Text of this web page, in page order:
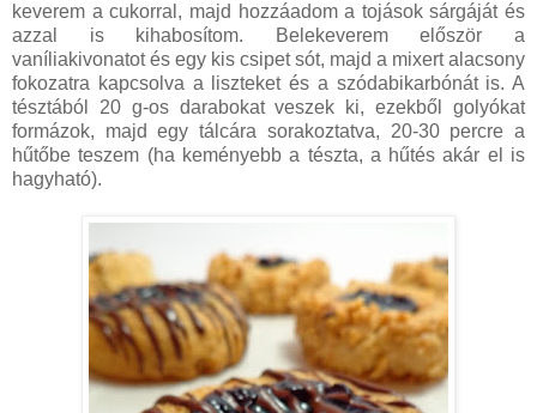
keverem a cukorral, majd hozzáadom a tojások sárgáját és
azzal is kihabosítom. Belekeverem először a
vaníliakivonatot és egy kis csipet sót, majd a mixert alacsony
fokozatra kapcsolva a liszteket és a szódabikarbónát is. A
tésztából 20 g-os darabokat veszek ki, ezekből golyókat
formázok, majd egy tálcára sorakoztatva, 20-30 percre a
hűtőbe teszem (ha keményebb a tészta, a hűtés akár el is
hagyható).